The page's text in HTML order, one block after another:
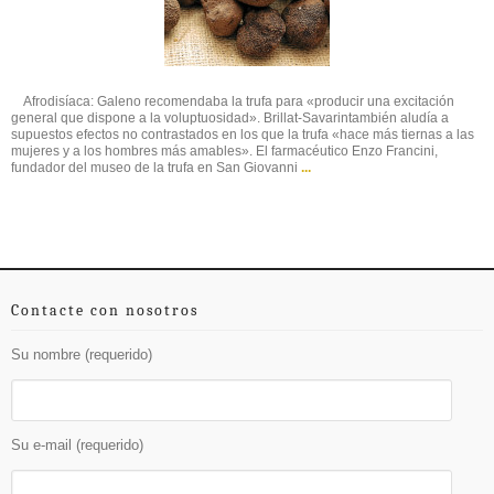
Afrodisíaca: Galeno recomendaba la trufa para «producir una excitación
general que dispone a la voluptuosidad». Brillat-Savarintambién aludía a
supuestos efectos no contrastados en los que la trufa «hace más tiernas a las
mujeres y a los hombres más amables». El farmacéutico Enzo Francini,
fundador del museo de la trufa en San Giovanni ...
Contacte con nosotros
Su nombre (requerido)
Su e-mail (requerido)